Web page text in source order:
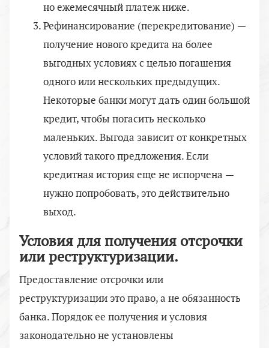
но ежемесячный платеж ниже.
Рефинансирование (перекредитование) —
получение нового кредита на более
выгодных условиях с целью погашения
одного или нескольких предыдущих.
Некоторые банки могут дать один большой
кредит, чтобы погасить несколько
маленьких. Выгода зависит от конкретных
условий такого предложения. Если
кредитная история еще не испорчена —
нужно попробовать, это действительно
выход.
Условия для получения отсрочки
или реструктуризации.
Предоставление отсрочки или
реструктуризации это право, а не обязанность
банка. Порядок ее получения и условия
законодательно не установлены